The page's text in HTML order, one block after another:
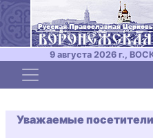
9 августа 2026 г.,
Toggle navigation
Уважаемые